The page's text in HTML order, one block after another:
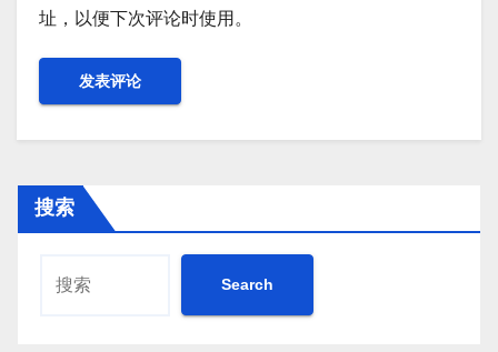
址，以便下次评论时使用。
搜索
Search